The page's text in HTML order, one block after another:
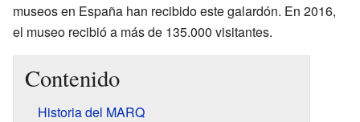
museos en España han recibido este galardón. En 2016,
el museo recibió a más de 135.000 visitantes.
Contenido
Historia del MARQ